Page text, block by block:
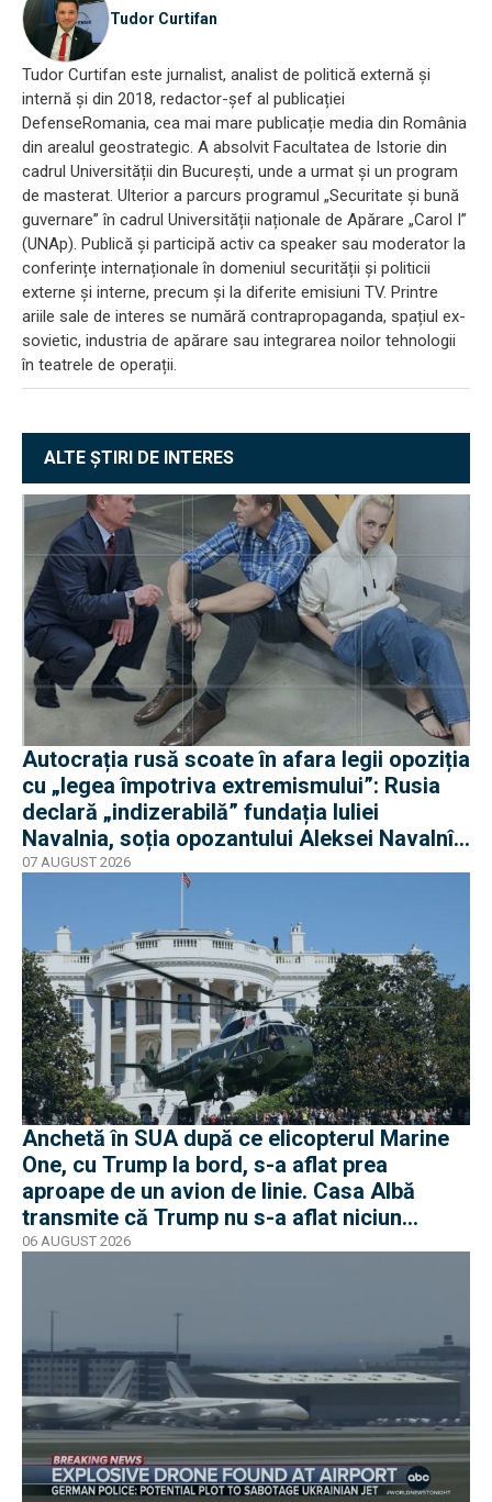
Tudor Curtifan
Tudor Curtifan este jurnalist, analist de politică externă și
internă și din 2018, redactor-șef al publicației
DefenseRomania, cea mai mare publicație media din România
din arealul geostrategic. A absolvit Facultatea de Istorie din
cadrul Universității din București, unde a urmat și un program
de masterat. Ulterior a parcurs programul „Securitate și bună
guvernare” în cadrul Universității naționale de Apărare „Carol I”
(UNAp). Publică și participă activ ca speaker sau moderator la
conferințe internaționale în domeniul securității și politicii
externe și interne, precum și la diferite emisiuni TV. Printre
ariile sale de interes se numără contrapropaganda, spațiul ex-
sovietic, industria de apărare sau integrarea noilor tehnologii
în teatrele de operații.
ALTE ȘTIRI DE INTERES
Autocrația rusă scoate în afara legii opoziția
cu „legea împotriva extremismului”: Rusia
declară „indizerabilă” fundația Iuliei
Navalnia, soția opozantului Aleksei Navalnîi,
ucis în închisorile siberiene
07 AUGUST 2026
Anchetă în SUA după ce elicopterul Marine
One, cu Trump la bord, s-a aflat prea
aproape de un avion de linie. Casa Albă
transmite că Trump nu s-a aflat niciun
moment în pericol
06 AUGUST 2026